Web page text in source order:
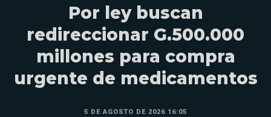
Por ley buscan
redireccionar G.500.000
millones para compra
urgente de medicamentos
5 DE AGOSTO DE 2026 16:05